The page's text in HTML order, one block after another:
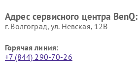
Адрес сервисного центра BenQ:
г. Волгоград, ул. Невская, 12В
Горячая линия:
+7 (844) 290-70-26